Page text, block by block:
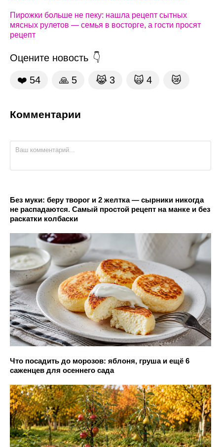
Пирожки больше не пеку: нашла рецепт сытных
мясных рулетов — семья в восторге, а гости просят
рецепт
Оцените новость
❤️ 54 🙏 5 😹 3 🙀 4 😿
Комментарии
Без муки: беру творог и 2 желтка — сырники никогда
не распадаются. Самый простой рецепт на манке и без
раскатки колбаски
Что посадить до морозов: яблоня, груша и ещё 6
саженцев для осеннего сада